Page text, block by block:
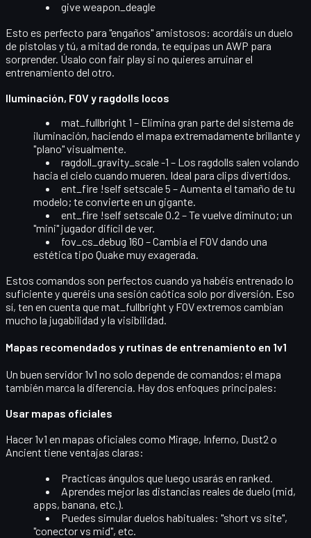
give weapon_deagle
Esto es perfecto para "engaños" amistosos: acordáis un duelo
de pistolas y tú, a mitad de ronda, te equipas un AWP para
sorprender. Úsalo con fair play si no quieres arruinar el
entrenamiento del otro.
Iluminación, FOV y ragdolls locos
mat_fullbright 1 – Elimina gran parte del sistema de
iluminación, haciendo el mapa extremadamente brillante y
"plano" visualmente.
ragdoll_gravity_scale -1 – Los ragdolls salen volando
hacia el cielo cuando mueren. Ideal para clips divertidos.
ent_fire !self setscale 5 – Aumenta el tamaño de tu
modelo; te convierte en un gigante.
ent_fire !self setscale 0.2 – Te vuelve diminuto; un
"mini" jugador difícil de ver.
fov_cs_debug 160 – Cambia el FOV dando una
estética tipo Quake muy exagerada.
Estos comandos son perfectos cuando ya habéis entrenado lo
suficiente y queréis una sesión caótica solo por diversión. Eso
sí, ten en cuenta que mat_fullbright y FOV extremos cambian
mucho la jugabilidad y la visibilidad.
Mapas recomendados y rutinas de entrenamiento en 1v1
Un buen servidor 1v1 no solo depende de comandos; el mapa
también marca la diferencia. Hay dos enfoques principales:
Usar mapas oficiales
Hacer 1v1 en mapas oficiales como Mirage, Inferno, Dust2 o
Ancient tiene ventajas claras:
Practicas ángulos que luego usarás en ranked.
Aprendes mejor las distancias reales de duelo (mid,
apps, banana, etc.).
Puedes simular duelos habituales: "short vs site",
"conector vs mid", etc.